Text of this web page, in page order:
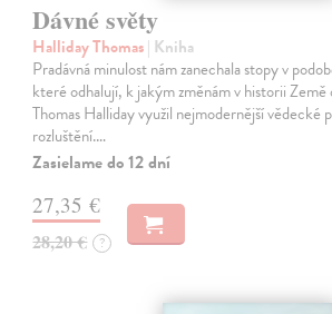
Dávné světy
Halliday Thomas| Kniha
Pradávná minulost nám zanechala stopy v
které odhalují, k jakým změnám v historii Země
Thomas Halliday využil nejmodernější vědecké
rozluštění.…
Zasielame do 12 dní
27,35 €
28,20 € ?